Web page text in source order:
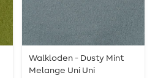
Walkloden - Dusty Mint
Melange Uni Uni